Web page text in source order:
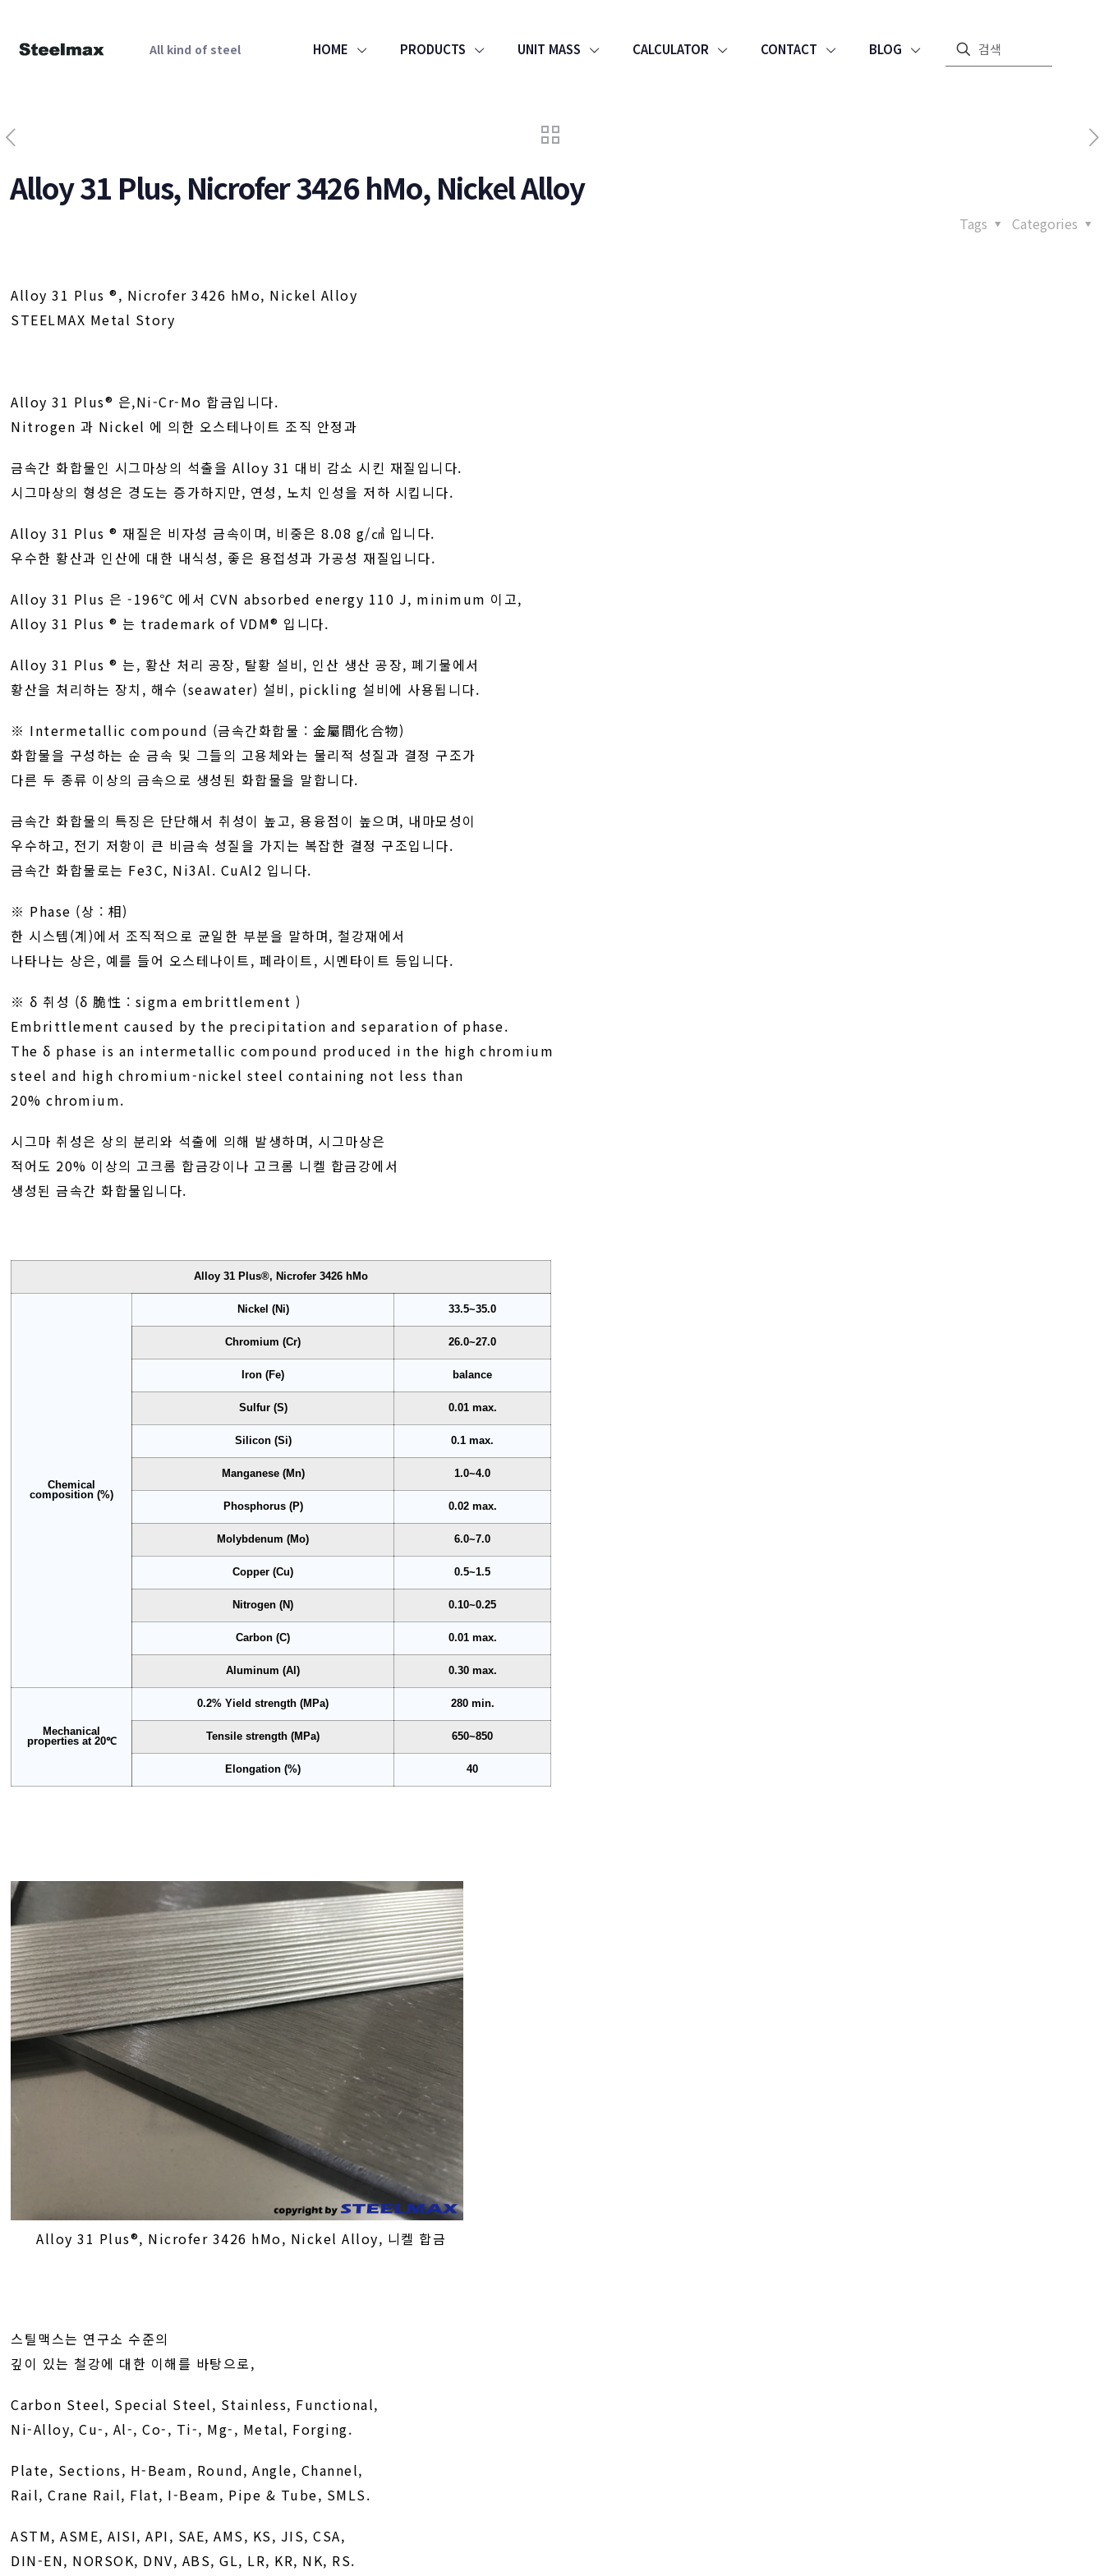
All kind of steel HOME PRODUCTS UNIT MASS CALCULATOR CONTACT BLOG
Alloy 31 Plus, Nicrofer 3426 hMo, Nickel Alloy
Categories
Tags
Alloy 31 Plus ®, Nicrofer 3426 hMo, Nickel Alloy
STEELMAX Metal Story
Alloy 31 Plus® 은,Ni-Cr-Mo 합금입니다.
Nitrogen 과 Nickel 에 의한 오스테나이트 조직 안정과
금속간 화합물인 시그마상의 석출을 Alloy 31 대비 감소 시킨 재질입니다.
시그마상의 형성은 경도는 증가하지만, 연성, 노치 인성을 저하 시킵니다.
Alloy 31 Plus ® 재질은 비자성 금속이며, 비중은 8.08 g/㎤ 입니다.
우수한 황산과 인산에 대한 내식성, 좋은 용접성과 가공성 재질입니다.
Alloy 31 Plus 은 -196℃ 에서 CVN absorbed energy 110 J, minimum 이고,
Alloy 31 Plus ® 는 trademark of VDM® 입니다.
Alloy 31 Plus ® 는, 황산 처리 공장, 탈황 설비, 인산 생산 공장, 폐기물에서
황산을 처리하는 장치, 해수 (seawater) 설비, pickling 설비에 사용됩니다.
※ Intermetallic compound (금속간화합물 : 金屬間化合物)
화합물을 구성하는 순 금속 및 그들의 고용체와는 물리적 성질과 결정 구조가
다른 두 종류 이상의 금속으로 생성된 화합물을 말합니다.
금속간 화합물의 특징은 단단해서 취성이 높고, 용융점이 높으며, 내마모성이
우수하고, 전기 저항이 큰 비금속 성질을 가지는 복잡한 결정 구조입니다.
금속간 화합물로는 Fe3C, Ni3Al. CuAl2 입니다.
※ Phase (상 : 相)
한 시스템(계)에서 조직적으로 균일한 부분을 말하며, 철강재에서
나타나는 상은, 예를 들어 오스테나이트, 페라이트, 시멘타이트 등입니다.
※ δ 취성 (δ 脆性 : sigma embrittlement )
Embrittlement caused by the precipitation and separation of phase.
The δ phase is an intermetallic compound produced in the high chromium
steel and high chromium-nickel steel containing not less than
20% chromium.
시그마 취성은 상의 분리와 석출에 의해 발생하며, 시그마상은
적어도 20% 이상의 고크롬 합금강이나 고크롬 니켈 합금강에서
생성된 금속간 화합물입니다.
Alloy 31 Plus®, Nicrofer 3426 hMo
Chemical
composition (%)
Nickel (Ni) 33.5~35.0
Chromium (Cr) 26.0~27.0
Iron (Fe) balance
Sulfur (S) 0.01 max.
Silicon (Si) 0.1 max.
Manganese (Mn) 1.0~4.0
Phosphorus (P) 0.02 max.
Molybdenum (Mo) 6.0~7.0
Copper (Cu) 0.5~1.5
Nitrogen (N) 0.10~0.25
Carbon (C) 0.01 max.
Aluminum (Al) 0.30 max.
Mechanical
properties at 20℃
0.2% Yield strength (MPa) 280 min.
Tensile strength (MPa) 650~850
Elongation (%) 40
Alloy 31 Plus®, Nicrofer 3426 hMo, Nickel Alloy, 니켈 합금
스틸맥스는 연구소 수준의
깊이 있는 철강에 대한 이해를 바탕으로,
Carbon Steel, Special Steel, Stainless, Functional,
Ni-Alloy, Cu-, Al-, Co-, Ti-, Mg-, Metal, Forging.
Plate, Sections, H-Beam, Round, Angle, Channel,
Rail, Crane Rail, Flat, I-Beam, Pipe & Tube, SMLS.
ASTM, ASME, AISI, API, SAE, AMS, KS, JIS, CSA,
DIN-EN, NORSOK, DNV, ABS, GL, LR, KR, NK, RS.